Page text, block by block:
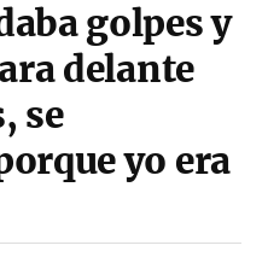
golpes y
delante
se
yo era